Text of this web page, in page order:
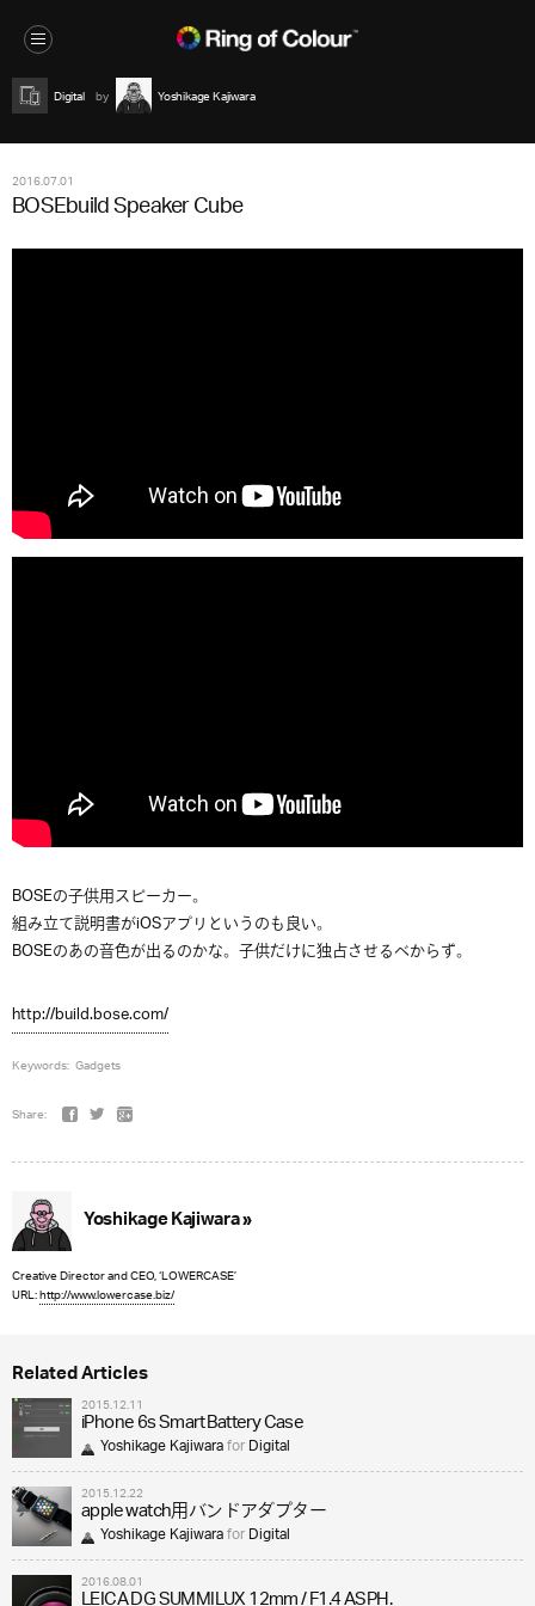
Digital Yoshikage Kajiwara
2016.07.01
BOSEbuild Speaker Cube
BOSEの子供用スピーカー。
組み立て説明書がiOSアプリというのも良い。
BOSEのあの音色が出るのかな。子供だけに独占させるべからず。
http://build.bose.com/
Keywords: Gadgets
Share:
Yoshikage Kajiwara »
Creative Director and CEO, ‘LOWERCASE’
URL:http://www.lowercase.biz/
Related Articles
2015.12.11
iPhone 6s Smart Battery Case
Yoshikage KajiwaraforDigital
2015.12.22
apple watch用バンドアダプター
Yoshikage KajiwaraforDigital
2016.08.01